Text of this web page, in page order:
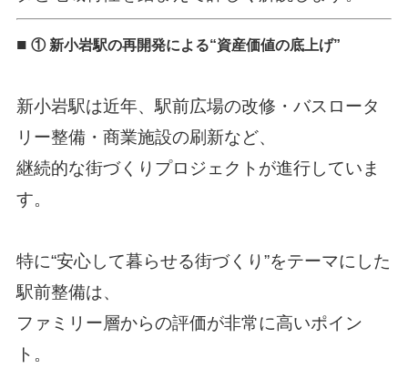
■ ① 新小岩駅の再開発による“資産価値の底上げ”
新小岩駅は近年、駅前広場の改修・バスロータ
リー整備・商業施設の刷新など、
継続的な街づくりプロジェクトが進行していま
す。
特に“安心して暮らせる街づくり”をテーマにした
駅前整備は、
ファミリー層からの評価が非常に高いポイン
ト。